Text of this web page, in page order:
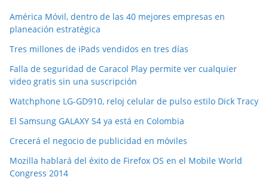
América Móvil, dentro de las 40 mejores empresas en
planeación estratégica
Tres millones de iPads vendidos en tres días
Falla de seguridad de Caracol Play permite ver cualquier
video gratis sin una suscripción
Watchphone LG-GD910, reloj celular de pulso estilo Dick Tracy
El Samsung GALAXY S4 ya está en Colombia
Crecerá el negocio de publicidad en móviles
Mozilla hablará del éxito de Firefox OS en el Mobile World
Congress 2014